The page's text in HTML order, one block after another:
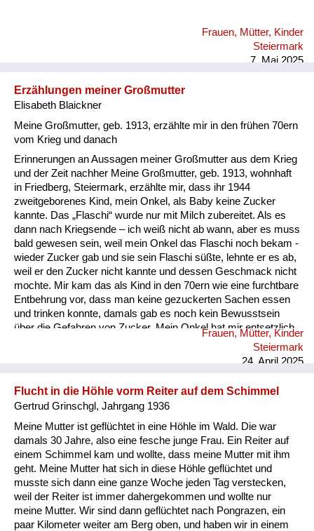
ein Elend war. Wenn Fliegeralarm sind wir durch die Straßen
Frauen, Mütter, Kinder
Steiermark
7. Mai 2025
Erzählungen meiner Großmutter
Elisabeth Blaickner
Meine Großmutter, geb. 1913, erzählte mir in den frühen 70ern
vom Krieg und danach
Erinnerungen an Aussagen meiner Großmutter aus dem Krieg
und der Zeit nachher Meine Großmutter, geb. 1913, wohnhaft
in Friedberg, Steiermark, erzählte mir, dass ihr 1944
zweitgeborenes Kind, mein Onkel, als Baby keine Zucker
kannte. Das „Flaschi“ wurde nur mit Milch zubereitet. Als es
dann nach Kriegsende – ich weiß nicht ab wann, aber es muss
bald gewesen sein, weil mein Onkel das Flaschi noch bekam -
wieder Zucker gab und sie sein Flaschi süßte, lehnte er es ab,
weil er den Zucker nicht kannte und dessen Geschmack nicht
mochte. Mir kam das als Kind in den 70ern wie eine furchtbare
Entbehrung vor, dass man keine gezuckerten Sachen essen
und trinken konnte, damals gab es noch kein Bewusstsein
über die Gefahren von Zucker. Mein Onkel hat mir entsetzlich
leidgetan. An diese Worte meiner Großmutter und ihrer älteren
Schwester kann ich mich auch noch gut erinnern: „Als die
beiden Armen an die Brust gedrückt, damit sie uns...
Frauen, Mütter, Kinder
Steiermark
24. April 2025
Flucht in die Höhle vorm Reiter auf dem Schimmel
Gertrud Grinschgl, Jahrgang 1936
Meine Mutter ist geflüchtet in eine Höhle im Wald. Die war
damals 30 Jahre, also eine fesche junge Frau. Ein Reiter auf
einem Schimmel kam und wollte, dass meine Mutter mit ihm
geht. Meine Mutter hat sich in diese Höhle geflüchtet und
musste sich dann eine ganze Woche jeden Tag verstecken,
weil der Reiter ist immer dahergekommen und wollte nur
meine Mutter. Wir sind dann geflüchtet nach Pongrazen, ein
paar Kilometer weiter am Berg oben, und haben wir in einem